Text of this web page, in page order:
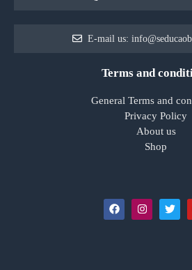
E-mail us:
Terms and
General Terms and
Privacy Policy
About us
Shop